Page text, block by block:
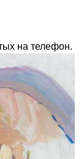
на телефон.